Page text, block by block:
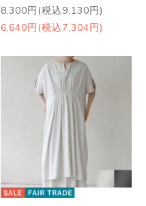
8,300円(税込9,130円)
6,640円(税込7,304円)